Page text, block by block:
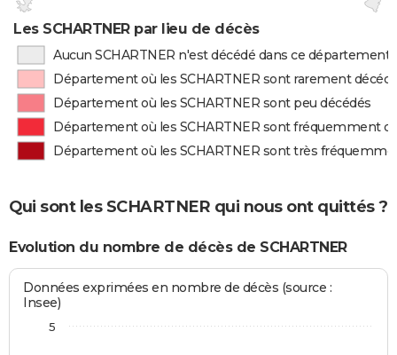
Les SCHARTNER par lieu de décès
Aucun SCHARTNER n'est décédé dans ce département
Département où les SCHARTNER sont rarement
Département où les SCHARTNER sont peu décédés
Département où les SCHARTNER sont fréquemment
Département où les SCHARTNER sont très
Qui sont les SCHARTNER qui nous ont quittés ?
Evolution du nombre de décès de SCHARTNER
Données exprimées en nombre de décès (source :
Insee)
5